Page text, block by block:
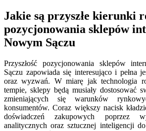
Jakie są przyszłe kierunki
pozycjonowania sklepów
Nowym Sączu
Przyszłość pozycjonowania sklepów
Sączu zapowiada się interesująco i pełna
oraz wyzwań. W miarę jak technologia
tempie, sklepy będą musiały dostosować
zmieniających się warunków
konsumentów. Coraz większy nacisk
doświadczeń zakupowych poprzez
analitycznych oraz sztucznej inteligencji